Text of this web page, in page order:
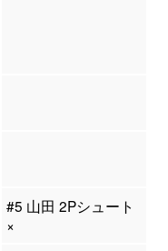
#5 山田 2Pシュート
×